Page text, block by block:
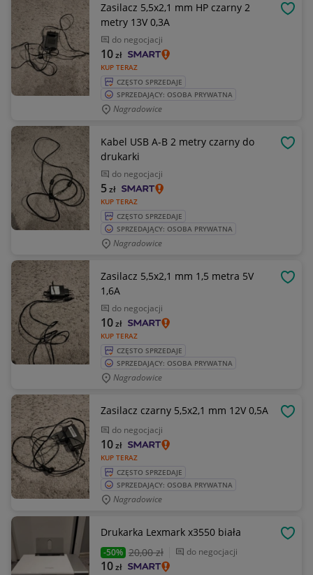
Zasilacz 5,5x2,1 mm HP czarny 2
metry 13V 0,3A
do negocjacji
KUP TERAZ
10zł
CZĘSTO SPRZEDAJE
SPRZEDAJĄCY: OSOBA PRYWATNA
Nagradowice
Kabel USB A-B 2 metry czarny do
drukarki
do negocjacji
KUP TERAZ
5zł
CZĘSTO SPRZEDAJE
SPRZEDAJĄCY: OSOBA PRYWATNA
Nagradowice
Zasilacz 5,5x2,1 mm 1,5 metra 5V
1,6A
do negocjacji
KUP TERAZ
10zł
CZĘSTO SPRZEDAJE
SPRZEDAJĄCY: OSOBA PRYWATNA
Nagradowice
Zasilacz czarny 5,5x2,1 mm 12V 0,5A
do negocjacji
KUP TERAZ
10zł
CZĘSTO SPRZEDAJE
SPRZEDAJĄCY: OSOBA PRYWATNA
Nagradowice
Drukarka Lexmark x3550 biała
-50% 20,00 zł do negocjacji
10zł